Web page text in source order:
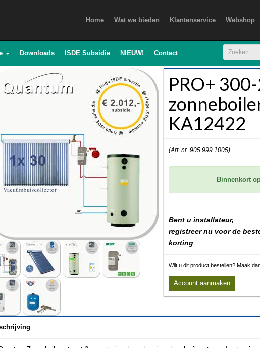
Home Wat we bieden Klantenservice Webshop
Downloads ISDE Subsidie NIEUW! Contact
PRO+
KA12422
(Art. nr. 905 999 1005)
Binnenkort
Bent u installateur,
registreer nu voor de
korting
Wilt u dit product bestellen? Maak
Account aanmaken